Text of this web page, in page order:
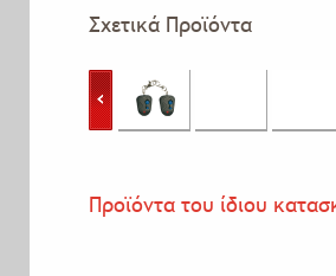
Σχετικά Προϊόντα
Προϊόντα του ίδιου